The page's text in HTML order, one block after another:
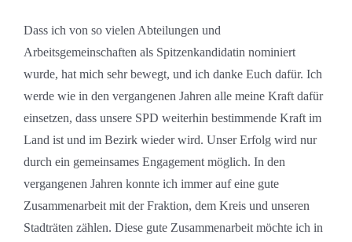
Dass ich von so vielen Abteilungen und
Arbeitsgemeinschaften als Spitzenkandidatin nominiert
wurde, hat mich sehr bewegt, und ich danke Euch dafür. Ich
werde wie in den vergangenen Jahren alle meine Kraft dafür
einsetzen, dass unsere SPD weiterhin bestimmende Kraft im
Land ist und im Bezirk wieder wird. Unser Erfolg wird nur
durch ein gemeinsames Engagement möglich. In den
vergangenen Jahren konnte ich immer auf eine gute
Zusammenarbeit mit der Fraktion, dem Kreis und unseren
Stadträten zählen. Diese gute Zusammenarbeit möchte ich in